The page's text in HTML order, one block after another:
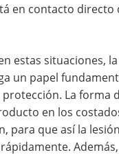
en contacto
estas situaciones,
un papel
La forma
en los
para que así la